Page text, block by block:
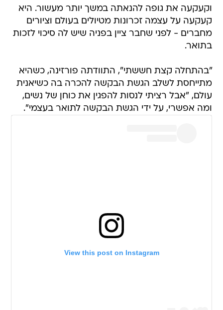
וקעקעה את גופה להנאתה במשך יותר מעשור. היא
קעקעה על עצמה זכרונות מטיולים בעולם וציורים
מחברים - לפני שחבר ציין בפניה שיש לה סיכוי לזכות
בתואר.
"בהתחלה קצת חששתי", התוודתה פורזינה, כשהיא
מתייחסת לשלב הגשת הבקשה להכרה בה כשיאנית
עולם, "אבל רציתי לנסות להפגין את כוחן של נשים,
ומה אפשרי, על ידי הגשת הבקשה לתואר בעצמי".
View this post on Instagram